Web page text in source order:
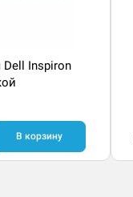
Dell Inspiron
В корзину